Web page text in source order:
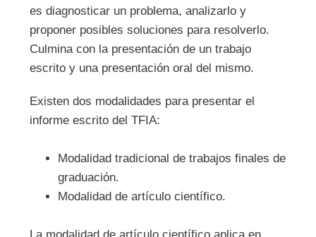
es diagnosticar un problema, analizarlo y
proponer posibles soluciones para resolverlo.
Culmina con la presentación de un trabajo
escrito y una presentación oral del mismo.
Existen dos modalidades para presentar el
informe escrito del TFIA:
Modalidad tradicional de trabajos finales de
graduación.
Modalidad de artículo científico.